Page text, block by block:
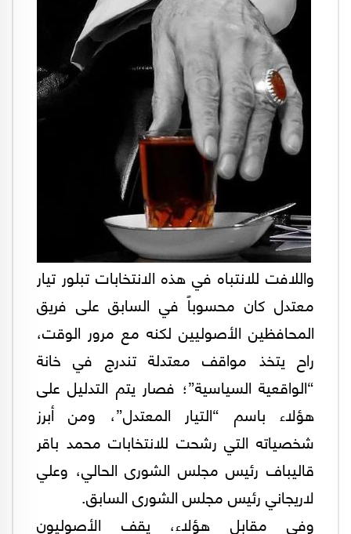
واللافت للانتباه في هذه الانتخابات تبلور تيار
معتدل كان محسوباً في السابق على فريق
المحافظين الأصوليين لكنه مع مرور الوقت،
راح يتخذ مواقف معتدلة تندرج في خانة
“الواقعية السياسية”؛ فصار يتم التدليل على
هؤلاء باسم “التيار المعتدل”، ومن أبرز
شخصياته التي رشحت للانتخابات محمد باقر
قاليباف رئيس مجلس الشورى الحالي، وعلي
لاريجاني رئيس مجلس الشورى السابق.
وفي مقابل هؤلاء، يقف الأصوليون